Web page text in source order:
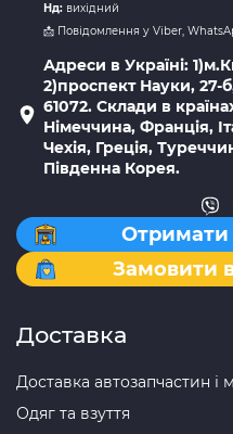
Нд: вихідний
📩 Повідомлення у Viber,
Адреси в Україні:
2)проспект Науки, 27-
61072. Склади в
Німеччина, Франція,
Чехія, Греція,
Південна Корея.
Отримати
Замовити
Доставка
Доставка автозапчастин і
Одяг та взуття